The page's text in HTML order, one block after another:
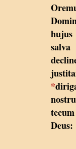
hujus
*
Deus: